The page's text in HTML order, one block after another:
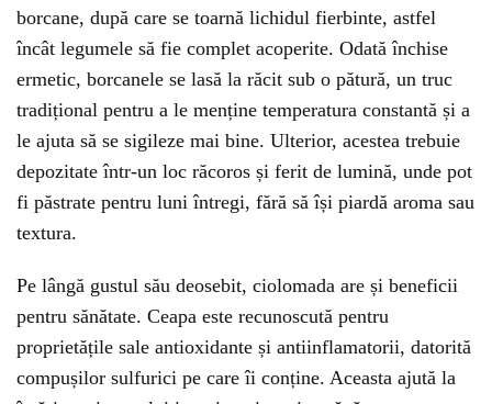
borcane, după care se toarnă lichidul fierbinte, astfel
încât legumele să fie complet acoperite. Odată închise
ermetic, borcanele se lasă la răcit sub o pătură, un truc
tradițional pentru a le menține temperatura constantă și a
le ajuta să se sigileze mai bine. Ulterior, acestea trebuie
depozitate într-un loc răcoros și ferit de lumină, unde pot
fi păstrate pentru luni întregi, fără să își piardă aroma sau
textura.
Pe lângă gustul său deosebit, ciolomada are și beneficii
pentru sănătate. Ceapa este recunoscută pentru
proprietățile sale antioxidante și antiinflamatorii, datorită
compușilor sulfurici pe care îi conține. Aceasta ajută la